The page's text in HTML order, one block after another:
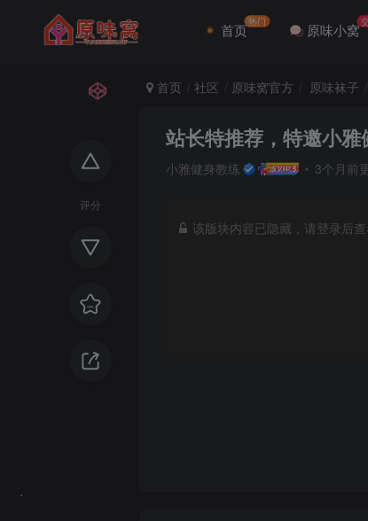
首页热门 原味小窝
评分
首页 社区 原味窝官方 原味袜子
站长特推荐，特邀小
小雅健身教练 3个月前
该版块内容已隐藏，请登录后